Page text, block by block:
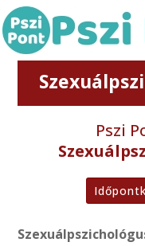
Pszi